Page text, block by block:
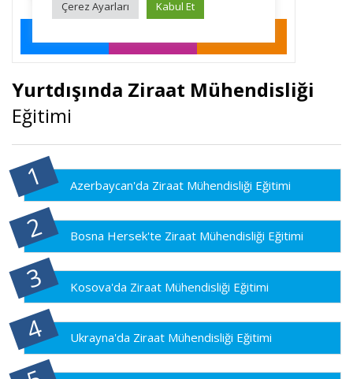
Yurtdışında Ziraat Mühendisliği
Eğitimi
Azerbaycan'da Ziraat Mühendisliği Eğitimi
Bosna Hersek'te Ziraat Mühendisliği Eğitimi
Kosova'da Ziraat Mühendisliği Eğitimi
Ukrayna'da Ziraat Mühendisliği Eğitimi